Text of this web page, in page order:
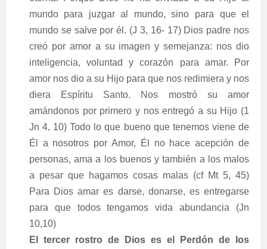
mundo para juzgar al mundo, sino para que el
mundo se salve por él. (J 3, 16- 17) Dios padre nos
creó por amor a su imagen y semejanza: nos dio
inteligencia, voluntad y corazón para amar. Por
amor nos dio a su Hijo para que nos redimiera y nos
diera Espíritu Santo. Nos mostró su amor
amándonos por primero y nos entregó a su Hijo (1
Jn 4, 10) Todo lo que bueno que tenemos viene de
Él a nosotros por Amor, Él no hace acepción de
personas, ama a los buenos y también a los malos
a pesar que hagamos cosas malas (cf Mt 5, 45)
Para Dios amar es darse, donarse, es entregarse
para que todos tengamos vida abundancia (Jn
10,10)
El tercer rostro de Dios es el Perdón de los